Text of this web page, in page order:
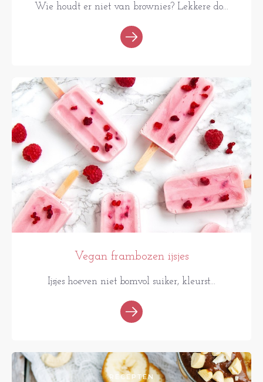
Wie houdt er niet van brownies? Lekkere do...
RECEPTEN
Vegan frambozen ijsjes
Ijsjes hoeven niet bomvol suiker, kleurst...
RECEPTEN